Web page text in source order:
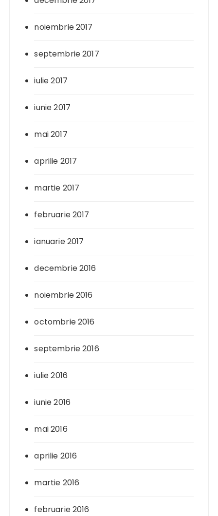
noiembrie 2017
septembrie 2017
iulie 2017
iunie 2017
mai 2017
aprilie 2017
martie 2017
februarie 2017
ianuarie 2017
decembrie 2016
noiembrie 2016
octombrie 2016
septembrie 2016
iulie 2016
iunie 2016
mai 2016
aprilie 2016
martie 2016
februarie 2016